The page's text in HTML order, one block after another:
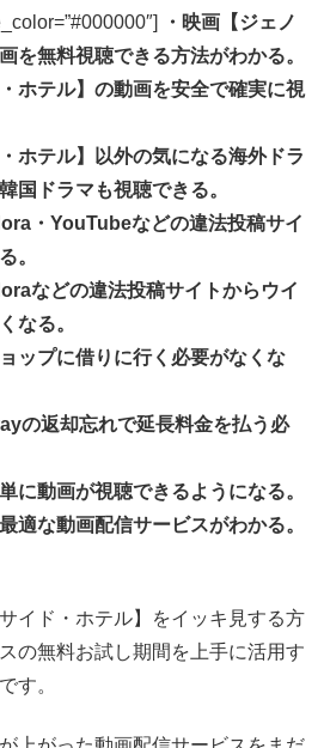
・映画【ジェノ
を無料視聴できる方法がわかる。
ホテル】の動画を安全で確実に視
ホテル】以外の気になる海外ドラ
国ドラマも視聴できる。
・YouTubeなどの違法投稿サイ
。
などの違法投稿サイトからウイ
なる。
ップに借りに行く必要がなくな
の返却忘れで延長料金を払う必
に動画が視聴できるようになる。
適な動画配信サービスがわかる。
イド・ホテル】をイッキ見する方
の無料お試し期間を上手に活用す
す。